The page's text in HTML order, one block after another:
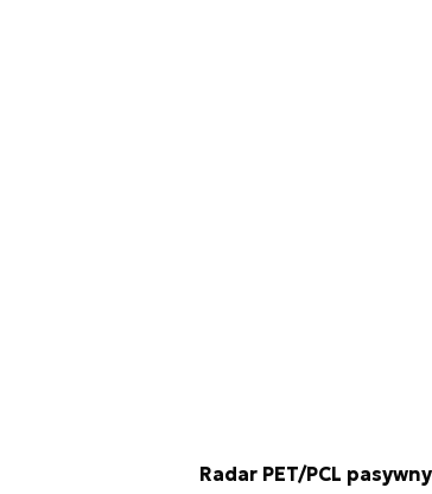
Radar PET/PCL